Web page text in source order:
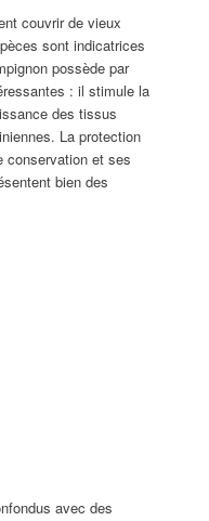
couvrir de vieux
sont indicatrices
possède par
: il stimule la
des tissus
La protection
conservation et ses
bien des
avec des